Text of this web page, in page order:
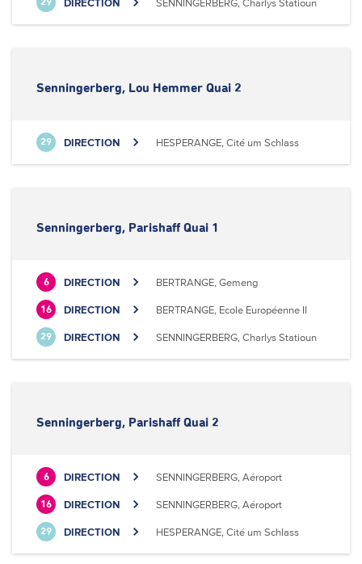
29 DIRECTION SENNINGERBERG, Charlys Statioun
Senningerberg, Lou Hemmer Quai 2
29 DIRECTION HESPERANGE, Cité um Schlass
Senningerberg, Parishaff Quai 1
6 DIRECTION BERTRANGE, Gemeng
16 DIRECTION BERTRANGE, Ecole Européenne II
29 DIRECTION SENNINGERBERG, Charlys Statioun
Senningerberg, Parishaff Quai 2
6 DIRECTION SENNINGERBERG, Aéroport
16 DIRECTION SENNINGERBERG, Aéroport
29 DIRECTION HESPERANGE, Cité um Schlass